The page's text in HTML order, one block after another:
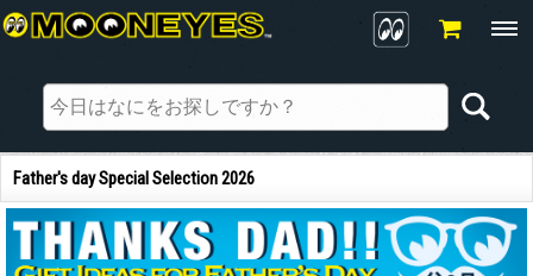
Father's day Special Selection 2026